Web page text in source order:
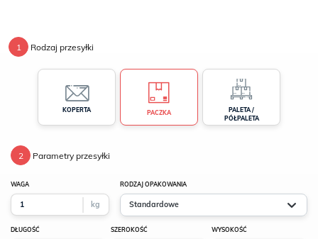
1 Rodzaj przesyłki
KOPERTA PACZKA
PALETA /
PÓŁPALETA
2 Parametry przesyłki
WAGA
kg
RODZAJ OPAKOWANIA
Standardowe
DŁUGOŚĆ SZEROKOŚĆ WYSOKOŚĆ